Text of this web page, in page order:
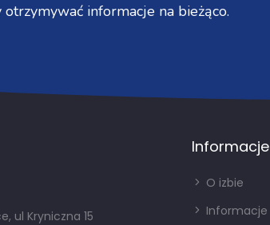
otrzymywać informacje na bieżąco.
ul Kryniczna 15
Informacje
O izbie
Informacje